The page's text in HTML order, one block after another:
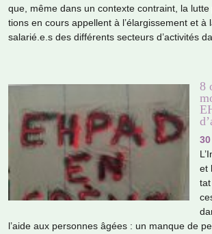
que, même dans un contexte contraint, la
tions en cours appel­lent à l’élargissement et à
sala­rié.e.s des dif­fé­rents sec­teurs d’acti­vi­tés
8
et
l’aide aux per­son­nes âgées : un manque de